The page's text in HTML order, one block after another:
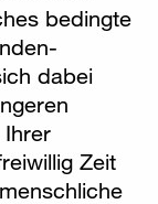
bedingte
dabei
Zeit